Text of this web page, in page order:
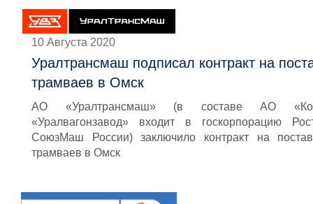
10 Августа 2020
Уралтрансмаш подписал контракт на
трамваев в Омск
АО «Уралтрансмаш» (в составе АО
«Уралвагонзавод» входит в госкорпорацию
СоюзМаш России) заключило контракт на
трамваев в Омск